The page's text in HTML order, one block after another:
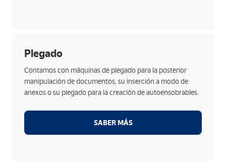
Plegado
Contamos con máquinas de plegado para la posterior
manipulación de documentos, su inserción a modo de
anexos o su plegado para la creación de autoensobrables.
SABER MÁS
Plegado automático de hasta 4 cuerpos en una sola
pasada para resultados de calidad y precisión.
Realización de documentos autoensobrables con
documentos o sobres.